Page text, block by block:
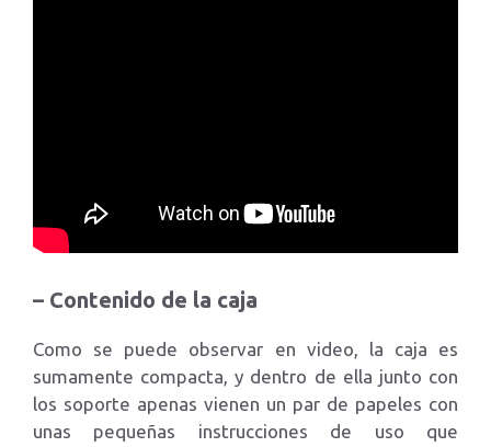
– Contenido de la caja
Como se puede observar en video, la caja es
sumamente compacta, y dentro de ella junto con
los soporte apenas vienen un par de papeles con
unas pequeñas instrucciones de uso que